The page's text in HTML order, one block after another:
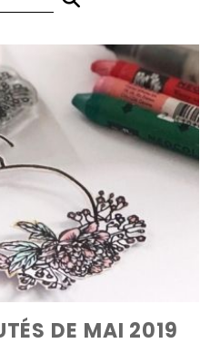
DE MAI 2019